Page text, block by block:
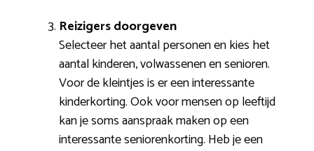
Reizigers doorgeven
Selecteer het aantal personen en kies het
aantal kinderen, volwassenen en senioren.
Voor de kleintjes is er een interessante
kinderkorting. Ook voor mensen op leeftijd
kan je soms aanspraak maken op een
interessante seniorenkorting. Heb je een